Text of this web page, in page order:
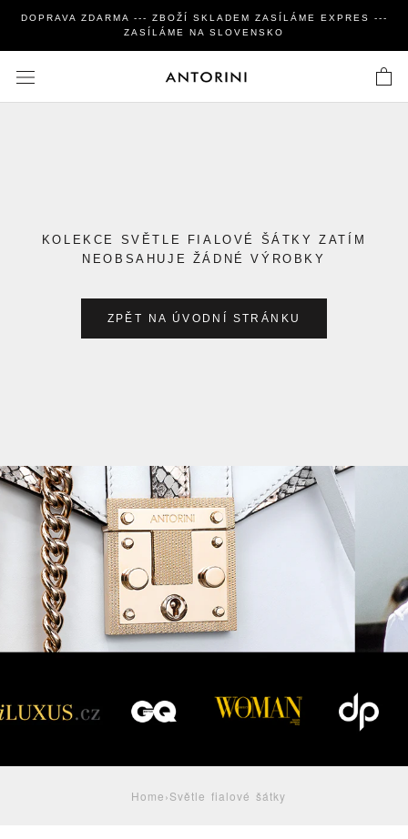
DOPRAVA ZDARMA --- ZBOŽÍ SKLADEM ZASÍLÁME EXPRES ---
ZASÍLÁME NA SLOVENSKO
KOLEKCE SVĚTLE FIALOVÉ ŠÁTKY ZATÍM
NEOBSAHUJE ŽÁDNÉ VÝROBKY
ZPĚT NA ÚVODNÍ STRÁNKU
Home›Světle fialové šátky